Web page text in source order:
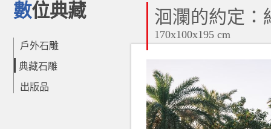
數位典藏
戶外石雕
典藏石雕
出版品
洄瀾的約定：
170x100x195 cm